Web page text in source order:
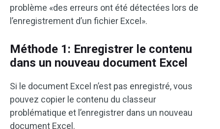
problème «des erreurs ont été détectées lors de
l’enregistrement d’un fichier Excel».
Méthode 1: Enregistrer le contenu
dans un nouveau document Excel
Si le document Excel n’est pas enregistré, vous
pouvez copier le contenu du classeur
problématique et l’enregistrer dans un nouveau
document Excel.